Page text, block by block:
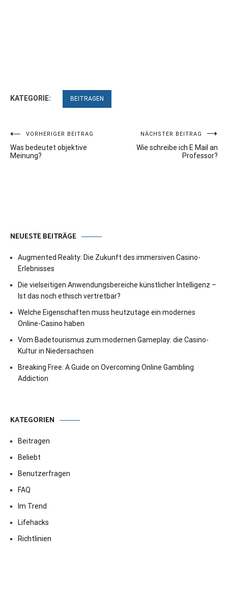
KATEGORIE: BEITRAGEN
Beitragsnavigation
VORHERIGER BEITRAG
Was bedeutet objektive
Meinung?
NÄCHSTER BEITRAG
Wie schreibe ich E Mail an
Professor?
NEUESTE BEITRÄGE
Augmented Reality: Die Zukunft des immersiven Casino-
Erlebnisses
Die vielseitigen Anwendungsbereiche künstlicher Intelligenz –
Ist das noch ethisch vertretbar?
Welche Eigenschaften muss heutzutage ein modernes
Online-Casino haben
Vom Badetourismus zum modernen Gameplay: die Casino-
Kultur in Niedersachsen
Breaking Free: A Guide on Overcoming Online Gambling
Addiction
KATEGORIEN
Beitragen
Beliebt
Benutzerfragen
FAQ
Im Trend
Lifehacks
Richtlinien